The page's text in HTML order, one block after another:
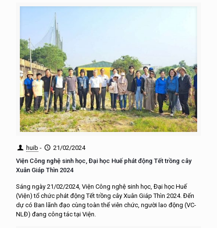
huib -
21/02/2024
Viện Công nghệ sinh học, Đại học Huế phát động Tết trồng cây
Xuân Giáp Thìn 2024
Sáng ngày 21/02/2024, Viện Công nghệ sinh học, Đại học Huế
(Viện) tổ chức phát động Tết trồng cây Xuân Giáp Thìn 2024. Đến
dự có Ban lãnh đạo cùng toàn thể viên chức, người lao động (VC-
NLĐ) đang công tác tại Viện.